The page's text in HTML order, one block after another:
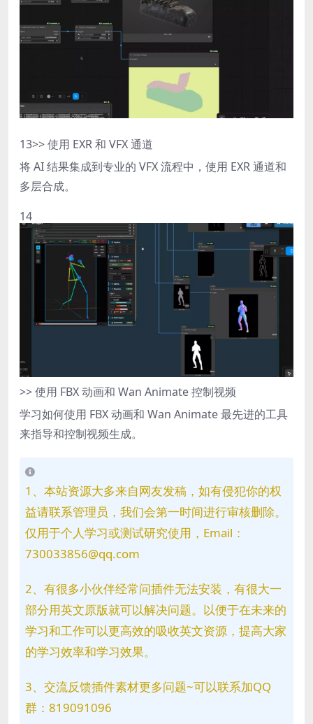
13>> 使用 EXR 和 VFX 通道
将 AI 结果集成到专业的 VFX 流程中，使用 EXR 通道和
多层合成。
14
>> 使用 FBX 动画和 Wan Animate 控制视频
学习如何使用 FBX 动画和 Wan Animate 最先进的工具
来指导和控制视频生成。
1、本站资源大多来自网友发稿，如有侵犯你的权
益请联系管理员，我们会第一时间进行审核删除。
仅用于个人学习或测试研究使用，Email：
730033856@qq.com
2、有很多小伙伴经常问插件无法安装，有很大一
部分用英文原版就可以解决问题。以便于在未来的
学习和工作可以更高效的吸收英文资源，提高大家
的学习效率和学习效果。
3、交流反馈插件素材更多问题~可以联系加QQ
群：819091096